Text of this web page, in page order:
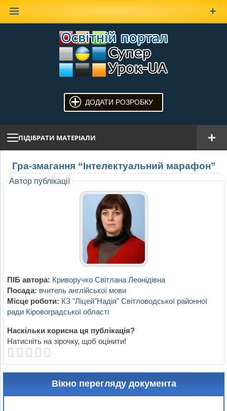
ДОДАТИ РОЗРОБКУ
ПІДІБРАТИ МАТЕРІАЛИ
Гра-змагання “Інтелектуальний марафон”
Автор публікації
ПІБ автора: Криворучко Світлана Леонідівна
Посада: вчитель англійської мови
Місце роботи: КЗ "Ліцей"Надія" Світловодської районної
ради Кіровоградської області
Наскільки корисна ця публікація?
Натисніть на зірочку, щоб оцінити!
Вікно перегляду документа